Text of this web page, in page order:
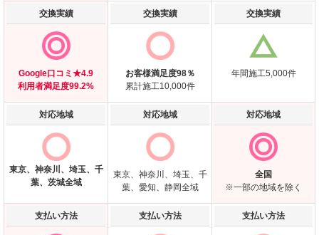
交換実績
Google口コミ★4.9
利用者満足度99.2%
交換実績
お客様満足度98％
累計施工10,000件
交換実績
年間施工5,000件
対応地域
東京、神奈川、埼玉、 千
葉、茨城全域
対応地域
東京、神奈川、埼玉、千
葉、愛知、静岡全域
対応地域
全国
※一部の地域を除く
支払い方法 支払い方法 支払い方法